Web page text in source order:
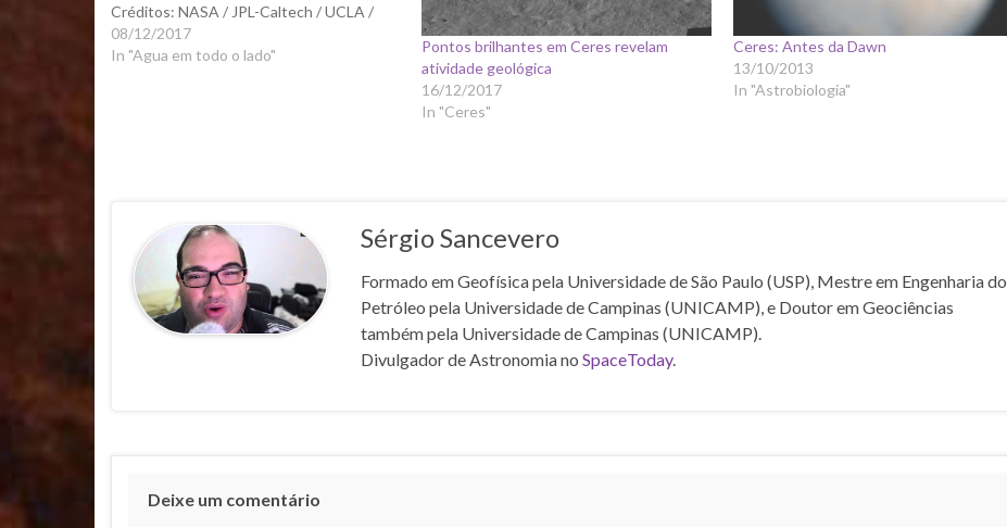
Créditos: NASA / JPL-Caltech / UCLA /
MPS / DLR / IDA Ceres é o planeta anão
mais próximo de nós, é o maior…
08/12/2017
In "Agua em todo o lado"
Pontos brilhantes em Ceres revelam
atividade geológica
16/12/2017
In "Ceres"
Ceres: Antes da Dawn
13/10/2013
In "Astrobiologia"
Sérgio Sancevero
Formado em Geofísica pela Universidade de São Paulo (USP), Mestre em Engenharia do
Petróleo pela Universidade de Campinas (UNICAMP), e Doutor em Geociências
também pela Universidade de Campinas (UNICAMP).
Divulgador de Astronomia no SpaceToday.
Deixe um comentário